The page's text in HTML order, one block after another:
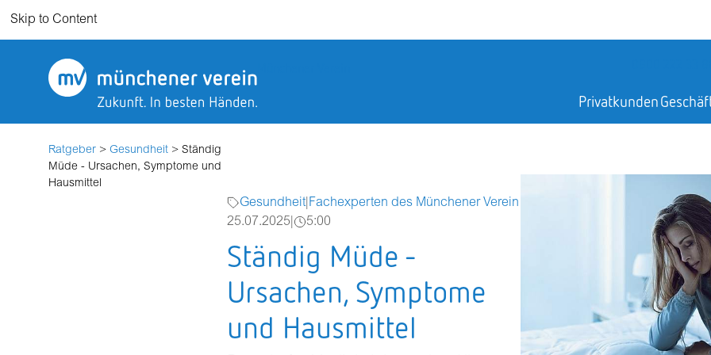
Skip to Content
Privatkunden
Ratgeber > Gesundheit > Ständig
Müde - Ursachen, Symptome und
Hausmittel
Gesundheit| Fachexperten des Münchener Verein
25.07.2025
5:00
Ständig Müde -
Ursachen, Symptome
und Hausmittel